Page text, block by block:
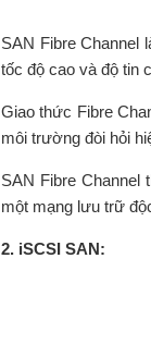
SAN Fibre Channel
tốc độ cao và độ tin
Giao thức Fibre
môi trường đòi hỏi
SAN Fibre
một mạng lưu trữ
2. iSCSI SAN: